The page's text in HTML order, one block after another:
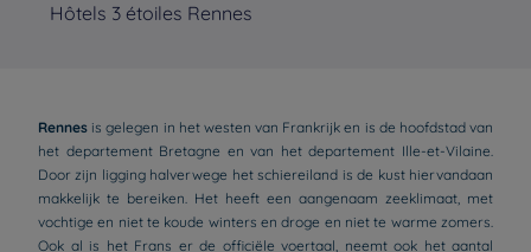
Hôtels 3 étoiles Rennes
Rennes is gelegen in het westen van Frankrijk en is de hoofdstad van
het departement Bretagne en van het departement Ille-et-Vilaine.
Door zijn ligging halverwege het schiereiland is de kust hiervandaan
makkelijk te bereiken. Het heeft een aangenaam zeeklimaat, met
vochtige en niet te koude winters en droge en niet te warme zomers.
Ook al is het Frans er de officiële voertaal, neemt ook het aantal